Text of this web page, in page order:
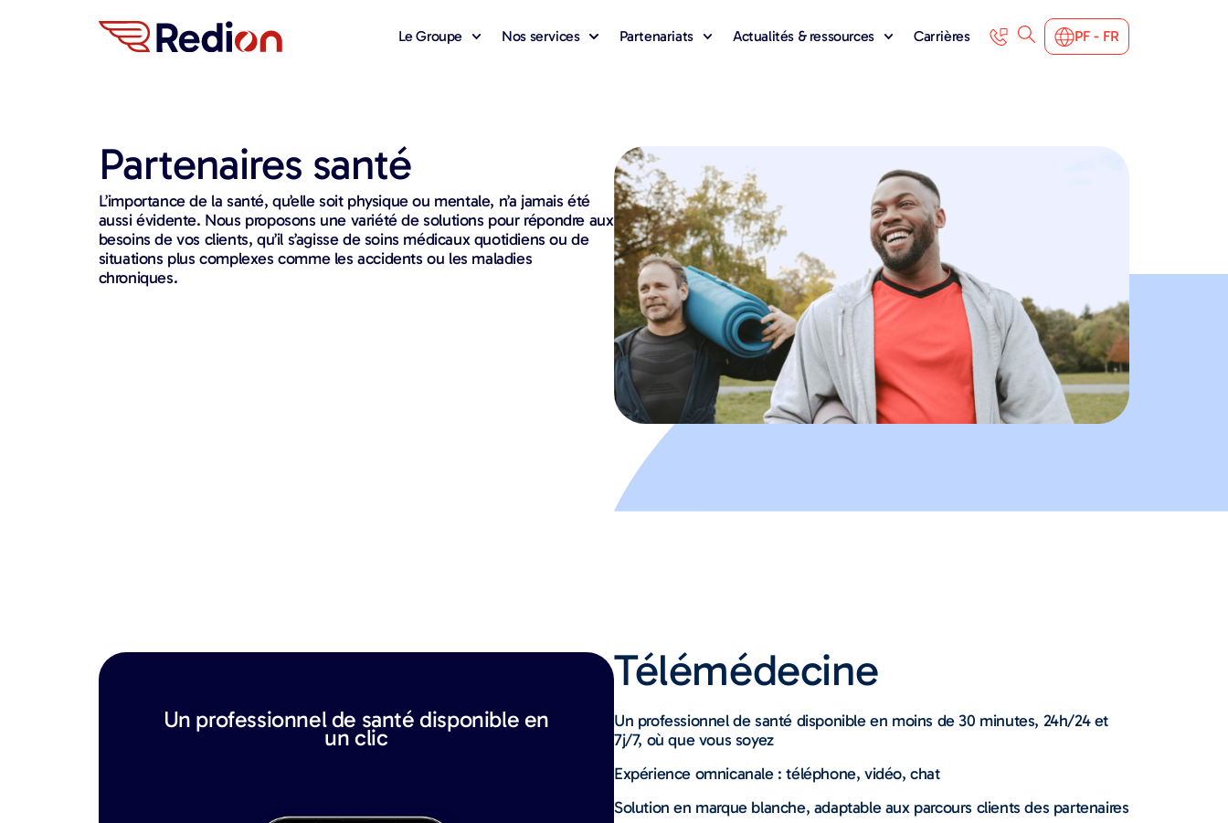
Le Groupe Nos services Partenariats Actualités & ressources Carrières PF - FR
Partenaires santé
L’importance de la santé, qu’elle soit physique ou mentale, n’a jamais été
aussi évidente. Nous proposons une variété de solutions pour répondre aux
besoins de vos clients, qu’il s’agisse de soins médicaux quotidiens ou de
situations plus complexes comme les accidents ou les maladies
chroniques.
Télémédecine
Un professionnel de santé disponible en moins de 30 minutes, 24h/24 et
7j/7, où que vous soyez
Expérience omnicanale : téléphone, vidéo, chat
Solution en marque blanche, adaptable aux parcours clients des partenaires
Un professionnel de santé disponible en
un clic